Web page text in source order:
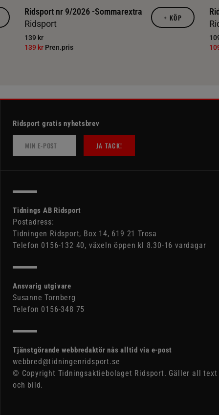
Ridsport nr 9/2026 -Sommarextra
Ridsport
139 kr
139 kr Pren.pris
+ KÖP
Ridsport gratis nyhetsbrev
JA TACK!
Tidnings AB Ridsport
Postadress:
Tidningen Ridsport, Box 14, 619 21 Trosa
Telefon 0156-132 40, växeln öppen kl 8.30-16 vardagar
Ansvarig utgivare
Susanne Tornberg
Telefon 0156-348 75
Tjänstgörande webbredaktör nås alltid via e-post
webbred@tidningenridsport.se
© Copyright Tidningsaktiebolaget Ridsport. Gäller all text
och bild.